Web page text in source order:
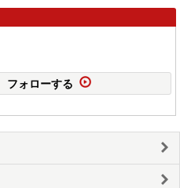
フォローする